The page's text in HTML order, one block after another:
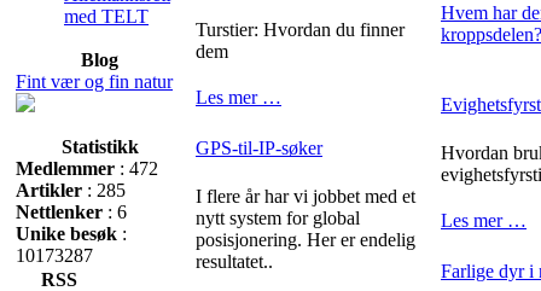
med TELT
Blog
Fint vær og fin natur
Statistikk
Medlemmer : 472
Artikler : 285
Nettlenker : 6
Unike besøk :
10173287
RSS
Turstier: Hvordan du finner
dem
Les mer …
GPS-til-IP-søker
I flere år har vi jobbet med et
nytt system for global
posisjonering. Her er endelig
resultatet..
Hvem har
kroppsdelen?
Hvordan
Les mer …
Farlige dyr i